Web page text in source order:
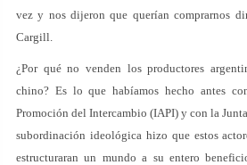
vez y nos dijeron que querían comprarnos
Cargill.
¿Por qué no venden los productores
chino? Es lo que habíamos hecho antes
Promoción del Intercambio (IAPI) y con la
subordinación ideológica hizo que estos
estructuraran un mundo a su entero